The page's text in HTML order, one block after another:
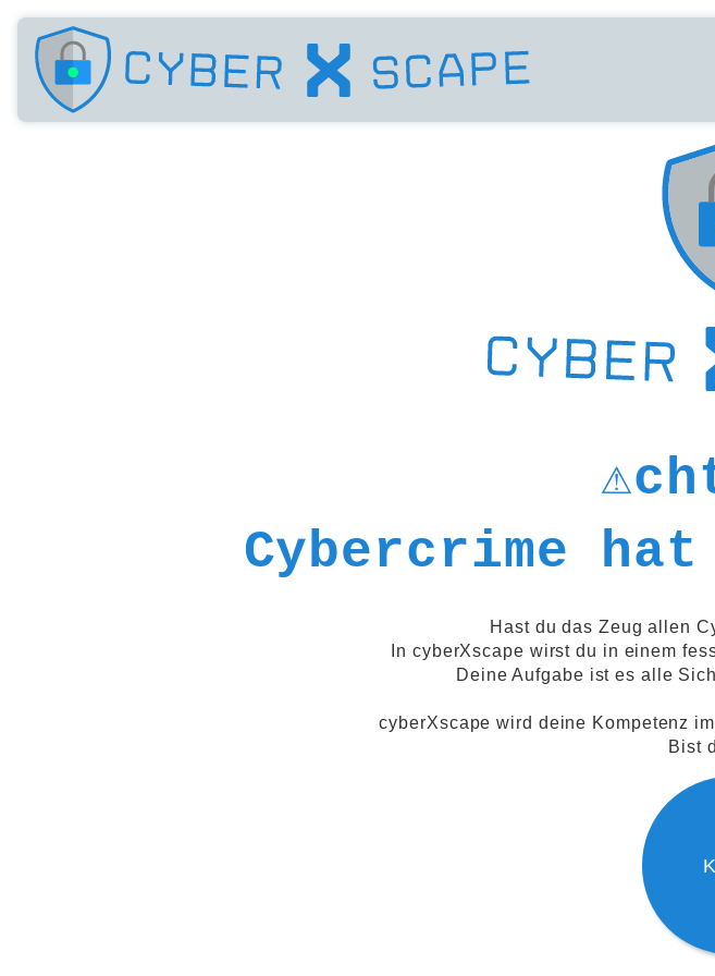
Cybercrime
Hast du das Zeug allen
In cyberXscape wirst du in einem
Deine Aufgabe ist es alle
cyberXscape wird deine Kompetenz
Bist